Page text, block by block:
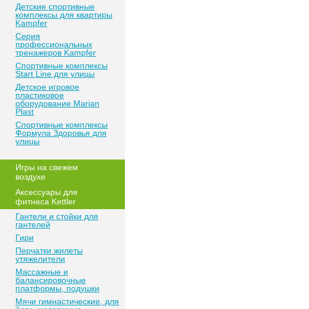
Детские спортивные
комплексы для квартиры
Kampfer
Серия
профессиональных
тренажеров Kampfer
Спортивные комплексы
Start Line для улицы
Детское игровое
пластиковое
оборудование Marian
Plast
Спортивные комплексы
Формула Здоровья для
улицы
Игры на свежем
воздухе
Аксессуары для
фитнеса Kettler
Гантели и стойки для
гантелей
Гири
Перчатки жилеты
утяжелители
Массажные и
балансировочные
платформы, подушки
Мячи гимнастические, для